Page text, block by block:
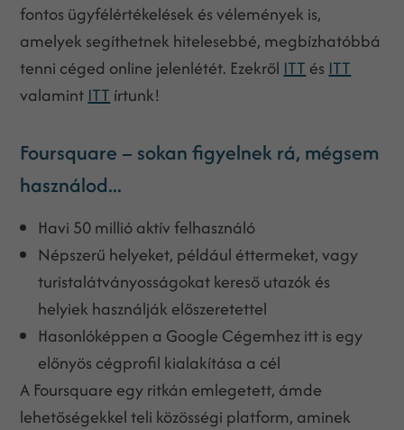
fontos ügyfélértékelések és vélemények is,
amelyek segíthetnek hitelesebbé, megbízhatóbbá
tenni céged online jelenlétét. Ezekről ITT és ITT
valamint ITT írtunk!
Foursquare – sokan figyelnek rá, mégsem
használod...
Havi 50 millió aktív felhasználó
Népszerű helyeket, például éttermeket, vagy
turistalátványosságokat kereső utazók és
helyiek használják előszeretettel
Hasonlóképpen a Google Cégemhez itt is egy
előnyös cégprofil kialakítása a cél
A Foursquare egy ritkán emlegetett, ámde
lehetőségekkel teli közösségi platform, aminek